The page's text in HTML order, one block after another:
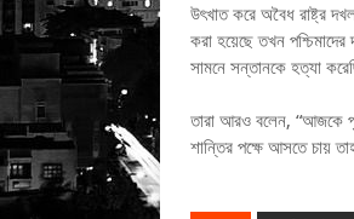
উৎখাত করে অবৈধ রাষ্ট্র
করা হয়েছে তখন
সামনে সন্তানকে হত্যা
তারা আরও বলেন, “আজকে
শান্তির পক্ষে আসতে চায়